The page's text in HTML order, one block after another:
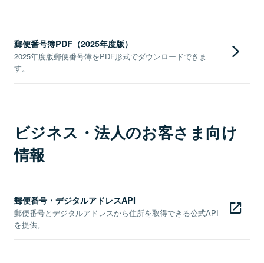
郵便番号簿PDF（2025年度版）
2025年度版郵便番号簿をPDF形式でダウンロードできま
す。
ビジネス・法人のお客さま向け
情報
郵便番号・デジタルアドレスAPI
郵便番号とデジタルアドレスから住所を取得できる公式API
を提供。